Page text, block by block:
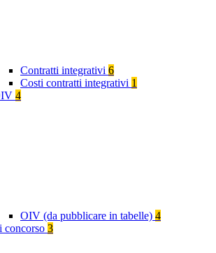
Contratti integrativi 6
Costi contratti integrativi 1
4
OIV (da pubblicare in tabelle) 4
concorso 3